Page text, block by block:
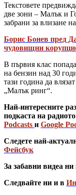
Текстовете
две зони – Малък и
забрани за влизане
Борис Бонев пред
чудовищни
В първия клас
на бензин над 30
тази година да
„Малък ринг“.
Най-интересните
подкаста на
Podcasts и Google
Следете най-
Фейсбук
За забавни видеа ни
Следвайте ни и в